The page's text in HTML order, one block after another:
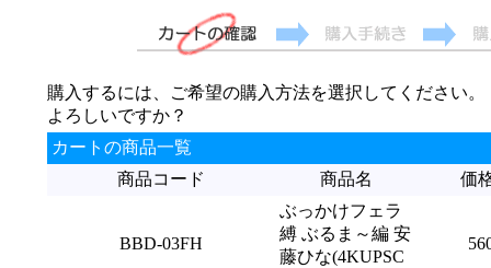
購入するには、ご希望の購入方法を選択してください。
よろしいですか？
カートの商品一覧
商品コード
商品名 価
BBD-03FH
ぶっかけフェラ
縛 ぶるま～編 安
藤ひな(4KUPSC